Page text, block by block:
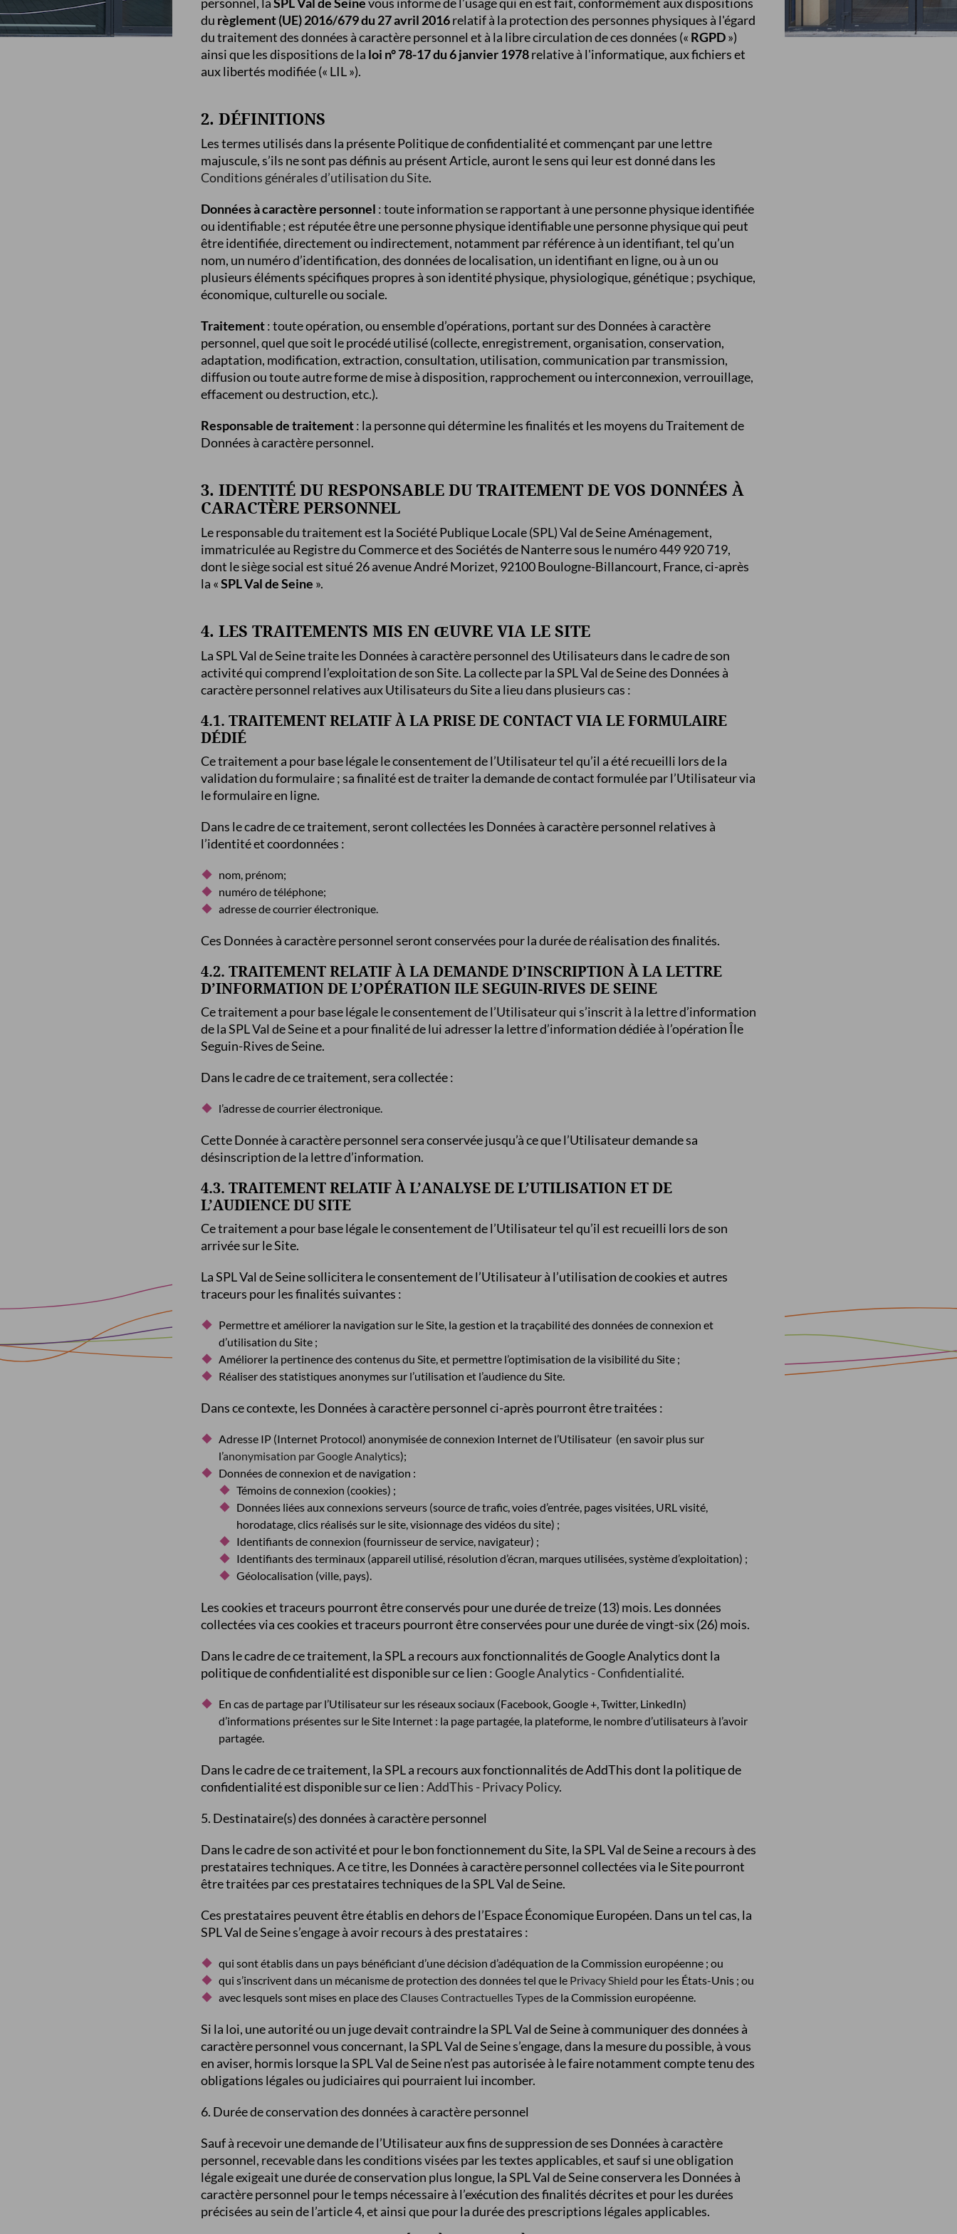
du règlement (UE) 2016/679 du 27 avril 2016relatif à la protection des personnes physiques à l'égard
du traitement des données à caractère personnel et à la libre circulation de ces données (« RGPD»)
ainsi que les dispositions de la loi n° 78-17 du 6 janvier 1978relative à l'informatique, aux fichiers et
aux libertés modifiée (« LIL »).
2. DÉFINITIONS
Les termes utilisés dans la présente Politique de confidentialité et commençant par une lettre
majuscule, s’ils ne sont pas définis au présent Article, auront le sens qui leur est donné dans les
Conditions générales d’utilisation du Site.
Données à caractère personnel : toute information se rapportant à une personne physique identifiée
ou identifiable ; est réputée être une personne physique identifiable une personne physique qui peut
être identifiée, directement ou indirectement, notamment par référence à un identifiant, tel qu’un
nom, un numéro d’identification, des données de localisation, un identifiant en ligne, ou à un ou
plusieurs éléments spécifiques propres à son identité physique, physiologique, génétique ; psychique,
économique, culturelle ou sociale.
Traitement: toute opération, ou ensemble d’opérations, portant sur des Données à caractère
personnel, quel que soit le procédé utilisé (collecte, enregistrement, organisation, conservation,
adaptation, modification, extraction, consultation, utilisation, communication par transmission,
diffusion ou toute autre forme de mise à disposition, rapprochement ou interconnexion, verrouillage,
effacement ou destruction, etc.).
Responsable de traitement: la personne qui détermine les finalités et les moyens du Traitement de
Données à caractère personnel.
3. IDENTITÉ DU RESPONSABLE DU TRAITEMENT DE VOS DONNÉES À
CARACTÈRE PERSONNEL
Le responsable du traitement est la Société Publique Locale (SPL) Val de Seine Aménagement,
immatriculée au Registre du Commerce et des Sociétés de Nanterre sous le numéro 449 920 719,
dont le siège social est situé 26 avenue André Morizet, 92100 Boulogne-Billancourt, France, ci-après
la «SPL Val de Seine ».
4. LES TRAITEMENTS MIS EN ŒUVRE VIA LE SITE
La SPL Val de Seine traite les Données à caractère personnel des Utilisateurs dans le cadre de son
activité qui comprend l’exploitation de son Site. La collecte par la SPL Val de Seine des Données à
caractère personnel relatives aux Utilisateurs du Site a lieu dans plusieurs cas :
4.1. TRAITEMENT RELATIF À LA PRISE DE CONTACT VIA LE FORMULAIRE
DÉDIÉ
Ce traitement a pour base légale le consentement de l’Utilisateur tel qu’il a été recueilli lors de la
validation du formulaire ; sa finalité est de traiter la demande de contact formulée par l’Utilisateur via
le formulaire en ligne.
Dans le cadre de ce traitement, seront collectées les Données à caractère personnel relatives à
l’identité et coordonnées :
nom, prénom;
numéro de téléphone;
adresse de courrier électronique.
Ces Données à caractère personnel seront conservées pour la durée de réalisation des finalités.
4.2. TRAITEMENT RELATIF À LA DEMANDE D’INSCRIPTION À LA LETTRE
D’INFORMATION DE L’OPÉRATION ILE SEGUIN-RIVES DE SEINE
Ce traitement a pour base légale le consentement de l’Utilisateur qui s’inscrit à la lettre d’information
de la SPL Val de Seine et a pour finalité de lui adresser la lettre d’information dédiée à l’opération Île
Seguin-Rives de Seine.
Dans le cadre de ce traitement, sera collectée :
l’adresse de courrier électronique.
Cette Donnée à caractère personnel sera conservée jusqu’à ce que l’Utilisateur demande sa
désinscription de la lettre d’information.
4.3. TRAITEMENT RELATIF À L’ANALYSE DE L’UTILISATION ET DE
L’AUDIENCE DU SITE
Ce traitement a pour base légale le consentement de l’Utilisateur tel qu’il est recueilli lors de son
arrivée sur le Site.
La SPL Val de Seine sollicitera le consentement de l’Utilisateur à l’utilisation de cookies et autres
traceurs pour les finalités suivantes :
Permettre et améliorer la navigation sur le Site, la gestion et la traçabilité des données de connexion et
d’utilisation du Site ;
Améliorer la pertinence des contenus du Site, et permettre l’optimisation de la visibilité du Site ;
Réaliser des statistiques anonymes sur l’utilisation et l’audience du Site.
Dans ce contexte, les Données à caractère personnel ci-après pourront être traitées :
Adresse IP (Internet Protocol) anonymisée de connexion Internet de l’Utilisateur (en savoir plus sur
l’anonymisation par Google Analytics);
Données de connexion et de navigation :
Témoins de connexion (cookies) ;
Données liées aux connexions serveurs (source de trafic, voies d’entrée, pages visitées, URL visité,
horodatage, clics réalisés sur le site, visionnage des vidéos du site) ;
Identifiants de connexion (fournisseur de service, navigateur) ;
Identifiants des terminaux (appareil utilisé, résolution d’écran, marques utilisées, système d’exploitation) ;
Géolocalisation (ville, pays).
Les cookies et traceurs pourront être conservés pour une durée de treize (13) mois. Les données
collectées via ces cookies et traceurs pourront être conservées pour une durée de vingt-six (26) mois.
Dans le cadre de ce traitement, la SPL a recours aux fonctionnalités de Google Analytics dont la
politique de confidentialité est disponible sur ce lien :Google Analytics - Confidentialité.
En cas de partage par l’Utilisateur sur les réseaux sociaux (Facebook, Google +, Twitter, LinkedIn)
d’informations présentes sur le Site Internet : la page partagée, la plateforme, le nombre d’utilisateurs à l’avoir
partagée.
Dans le cadre de ce traitement, la SPL a recours aux fonctionnalités de AddThis dont la politique de
confidentialité est disponible sur ce lien :AddThis - Privacy Policy.
5. Destinataire(s) des données à caractère personnel
Dans le cadre de son activité et pour le bon fonctionnement du Site, la SPL Val de Seine a recours à des
prestataires techniques. A ce titre, les Données à caractère personnel collectées via le Site pourront
être traitées par ces prestataires techniques de la SPL Val de Seine.
Ces prestataires peuvent être établis en dehors de l’Espace Économique Européen. Dans un tel cas, la
SPL Val de Seine s’engage à avoir recours à des prestataires :
qui sont établis dans un pays bénéficiant d’une décision d’adéquation de la Commission européenne ; ou
qui s’inscrivent dans un mécanisme de protection des données tel que le Privacy Shield pour les États-Unis ; ou
avec lesquels sont mises en place desClauses Contractuelles Typesde la Commission européenne.
Si la loi, une autorité ou un juge devait contraindre la SPL Val de Seine à communiquer des données à
caractère personnel vous concernant, la SPL Val de Seine s’engage, dans la mesure du possible, à vous
en aviser, hormis lorsque la SPL Val de Seine n’est pas autorisée à le faire notamment compte tenu des
obligations légales ou judiciaires qui pourraient lui incomber.
6. Durée de conservation des données à caractère personnel
Sauf à recevoir une demande de l’Utilisateur aux fins de suppression de ses Données à caractère
personnel, recevable dans les conditions visées par les textes applicables, et sauf si une obligation
légale exigeait une durée de conservation plus longue, la SPL Val de Seine conservera les Données à
caractère personnel pour le temps nécessaire à l’exécution des finalités décrites et pour les durées
précisées au sein de l’article 4, et ainsi que pour la durée des prescriptions légales applicables.